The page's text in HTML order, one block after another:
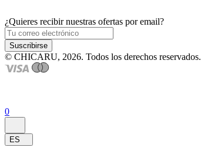
¿Quieres recibir nuestras ofertas por email?
Suscribirse
© CHICARU, 2026. Todos los derechos reservados.
0
ES